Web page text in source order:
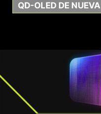
QD-OLED DE